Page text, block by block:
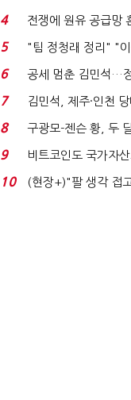
는 추가투표 때리기...
4
전쟁에 원유 공급망
에너지안보 핵심...
5
"팀 정청래 정리" "
주 최고위원 계파 다
6
공세 멈춘 김민석…
가 수습"
7
김민석, 제주·인천
위'(1보)...
8
구광모-젠슨 황, 두
로봇·AI 등 논...
9
비트코인도 국가자
처분' 기준은 ...
10
(현장+)"팔 생각 접